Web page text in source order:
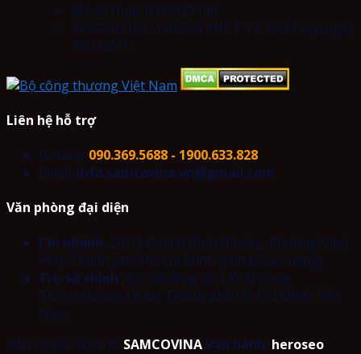
Mã số thuế: 0313121108
GPKD: 0313121108 Sở KHĐT TP. HCM cấp ngày
30/1/2015.
Liên hệ hỗ trợ
Hotline: 090.369.5688 - 1900.633.828
Email: info.samcovina.vn@gmail.com
Văn phòng đại diện
Chi nhánh: 26/11 Đại Lộ Bình Dương, Phường Vĩnh
Phú, Thành phố Hồ Chí Minh (kho bãi xe nâng)
Trụ sở chính : Số 3 đường số 1 KCN Sóng
Thần,phường Dĩ An, Thành phố Hồ Chí Minh, Việt
Nam
Bản Quyền 2026 © SAMCOVINAVận hành: heroseo